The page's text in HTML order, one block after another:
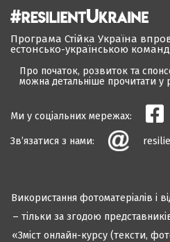
Програма Стійка Україна
естонсько-українською
Про початок, розвиток та
можна детальніше прочитати у
Ми у соціальних мережах:
Зв’язатися з нами:
Використання фотоматеріалів і
– тільки за згодою
«Зміст онлайн-курсу (тексти,